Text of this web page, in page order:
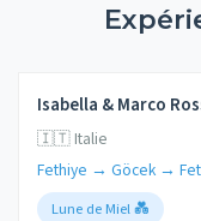
Isabella & Marco
🇮🇹 Italie
Fethiye → Göcek →
Lune de Miel 💑